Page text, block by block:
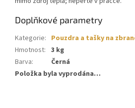
Doplňkové parametry
Kategorie: Pouzdra a tašky na
Hmotnost: 3 kg
Barva:
Černá
Položka byla vyprodána…